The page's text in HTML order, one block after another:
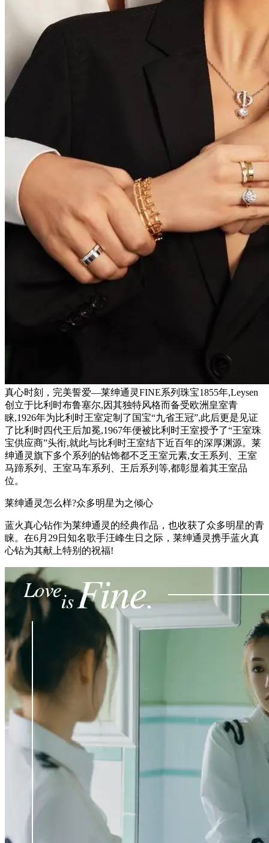
真心时刻，完美誓爱—莱绅通灵FINE系列珠宝1855年,Leysen
创立于比利时布鲁塞尔,因其独特风格而备受欧洲皇室青
睐,1926年为比利时王室定制了国宝“九省王冠”,此后更是见证
了比利时四代王后加冕,1967年便被比利时王室授予了“王室珠
宝供应商”头衔,就此与比利时王室结下近百年的深厚渊源。莱
绅通灵旗下多个系列的钻饰都不乏王室元素,女王系列、王室
马蹄系列、王室马车系列、王后系列等,都彰显着其王室品
位。
莱绅通灵怎么样?众多明星为之倾心
蓝火真心钻作为莱绅通灵的经典作品，也收获了众多明星的青
睐。在6月29日知名歌手汪峰生日之际，莱绅通灵携手蓝火真
心钻为其献上特别的祝福!